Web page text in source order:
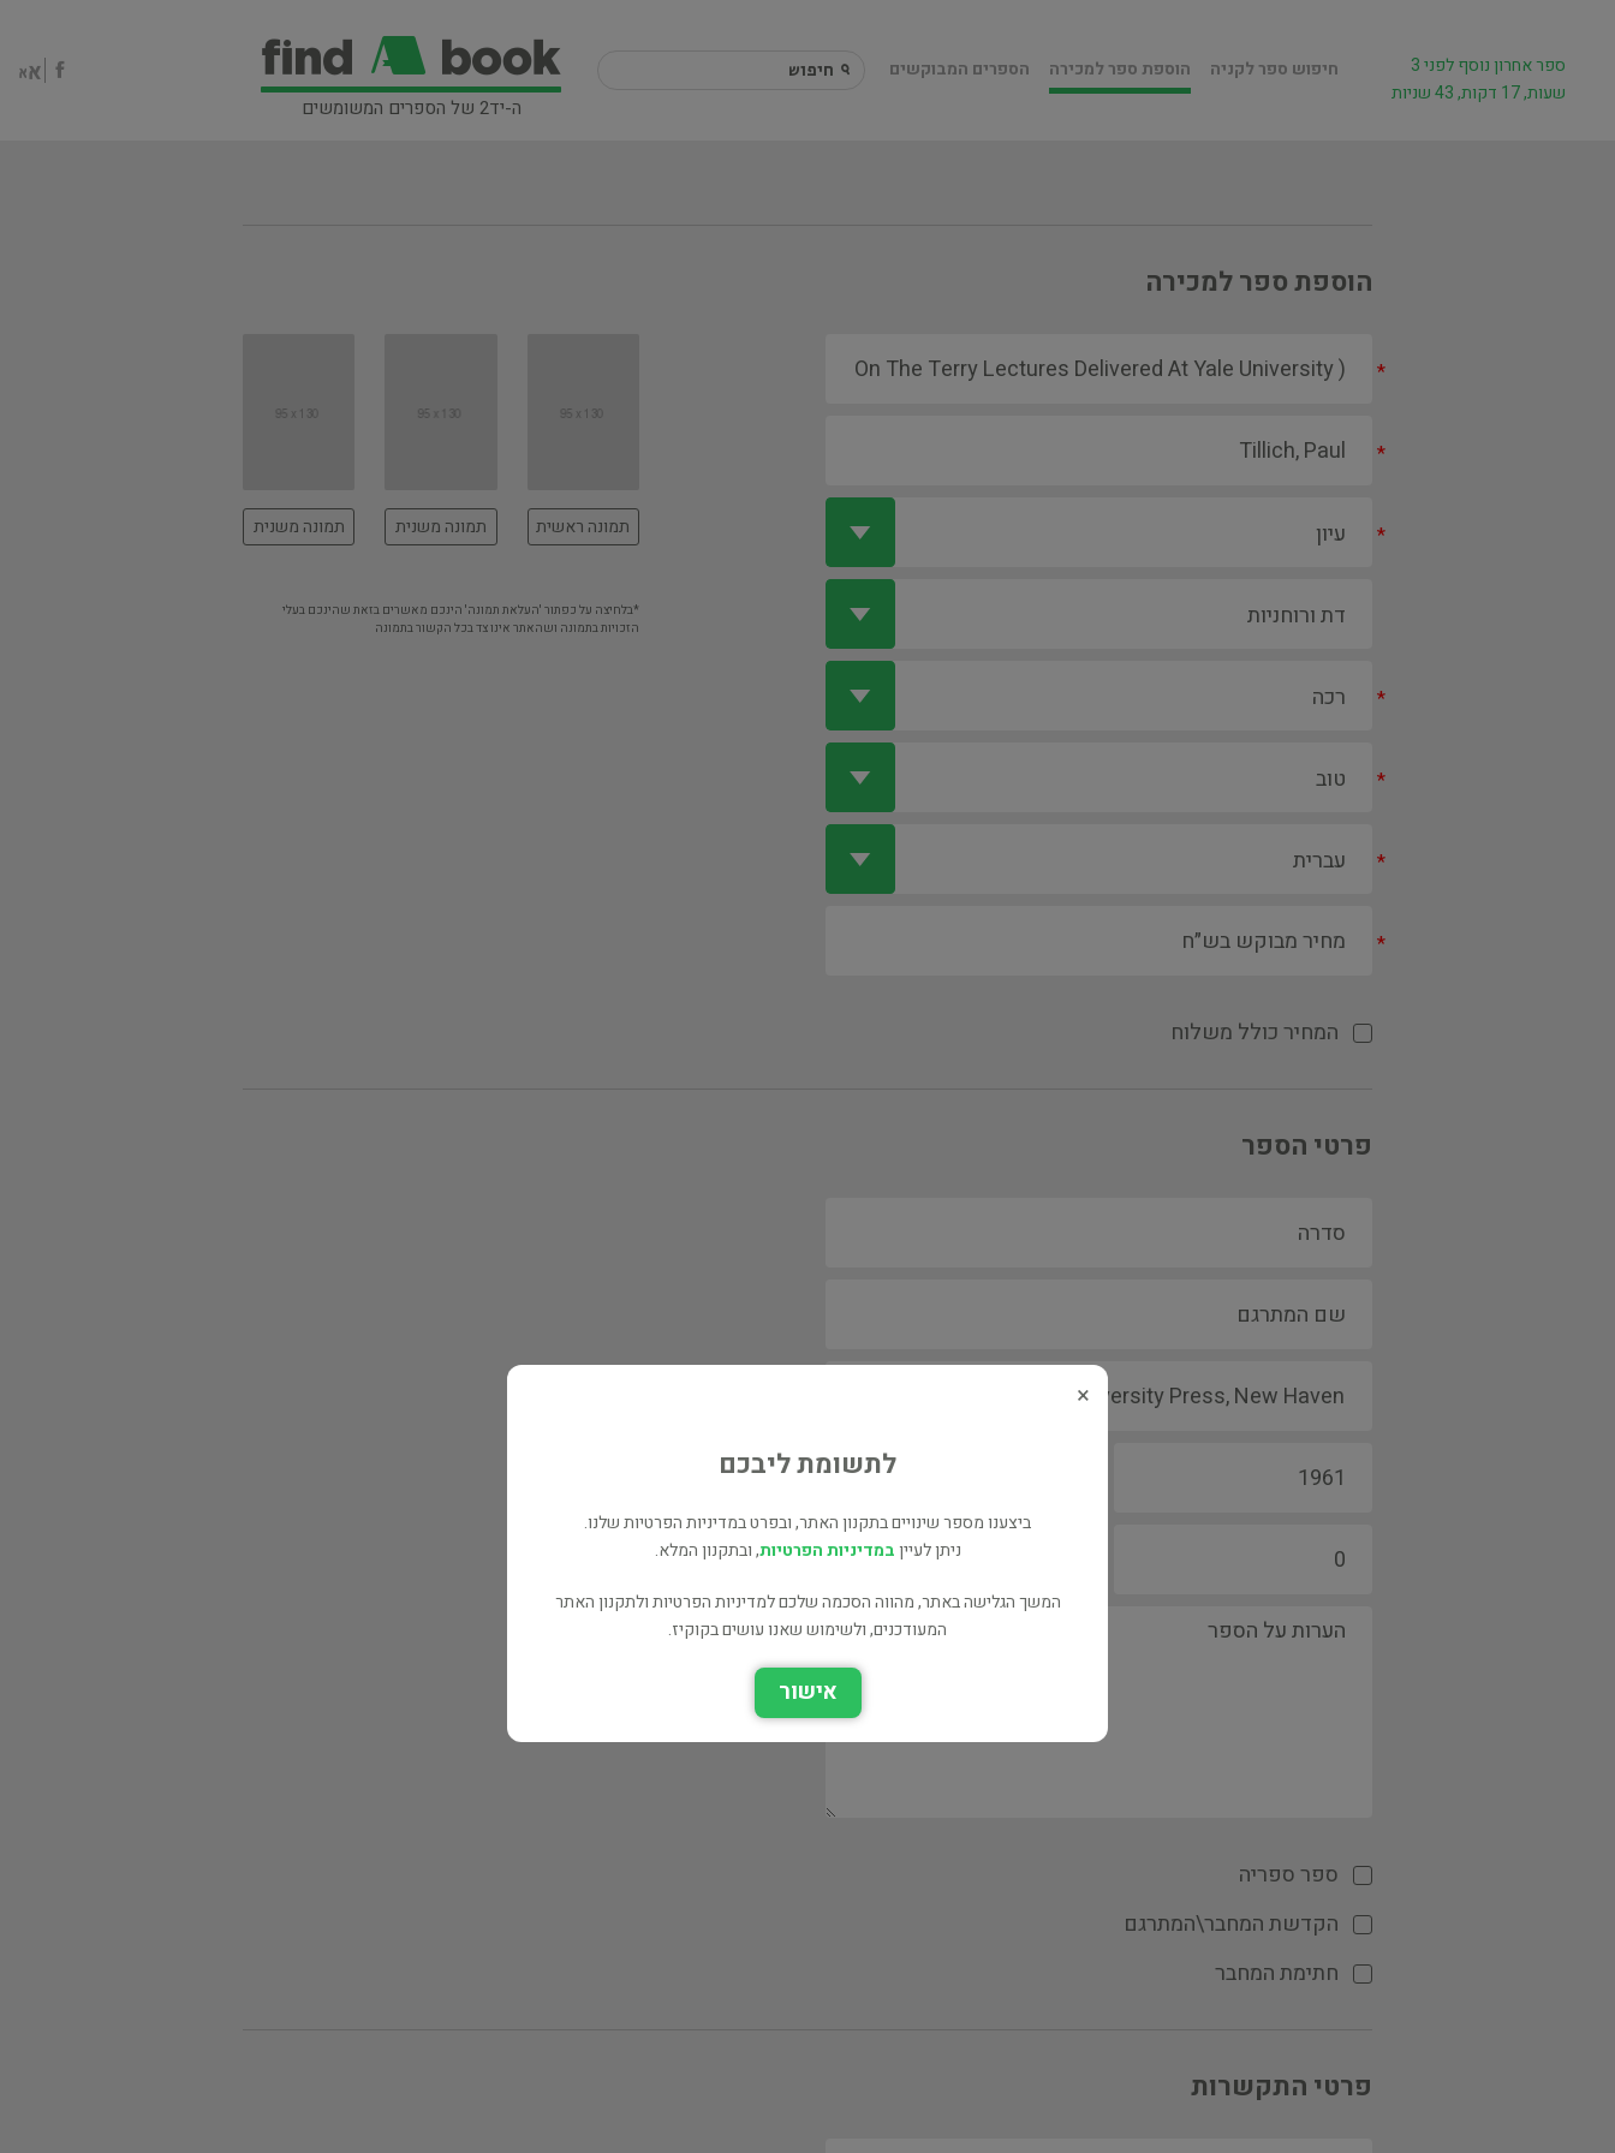
ה-יד2 של הספרים המשומשים
חיפוש ספר לקניה הוספת ספר למכירה הספרים המבוקשים
ספר אחרון נוסף לפני 3
שעות, 17 דקות, 43 שניות
הוספת ספר למכירה
*
*
*
*
*
*
*
המחיר כולל משלוח
תמונה ראשית תמונה משנית תמונה משנית
*בלחיצה על כפתור 'העלאת תמונה' הינכם מאשרים בזאת שהינכם בעלי
הזכויות בתמונה ושהאתר אינו צד בכל הקשור בתמונה
פרטי הספר
ספר ספריה
הקדשת המחבר\המתרגם
חתימת המחבר
פרטי התקשרות
×
לתשומת ליבכם
ביצענו מספר שינויים בתקנון האתר, ובפרט במדיניות הפרטיות שלנו.
ניתן לעייןבמדיניות הפרטיות, ובתקנון המלא.
המשך הגלישה באתר, מהווה הסכמה שלכם למדיניות הפרטיות ולתקנון האתר
המעודכנים, ולשימוש שאנו עושים בקוקיז.
אישור